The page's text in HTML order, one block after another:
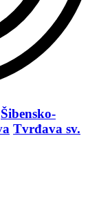
Šibensko-
Tvrđava sv.